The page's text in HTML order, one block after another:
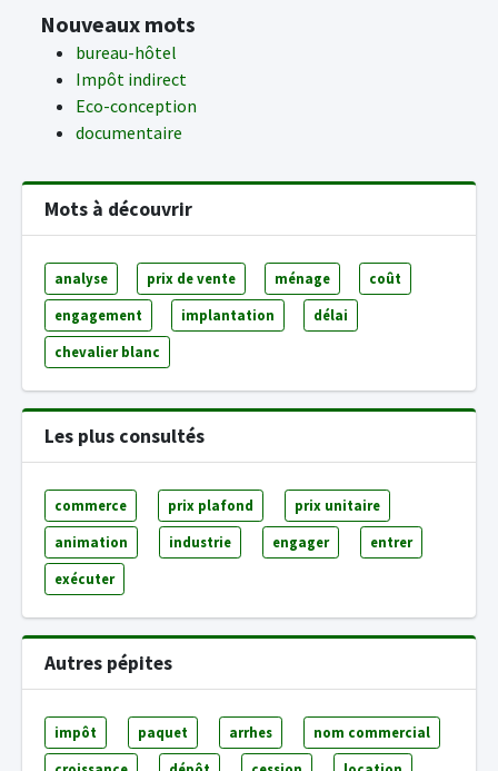
Nouveaux mots
bureau-hôtel
Impôt indirect
Eco-conception
documentaire
Mots à découvrir
analyse prix de vente ménage coût
engagement implantation délai
chevalier blanc
Les plus consultés
commerce prix plafond prix unitaire
animation industrie engager entrer
exécuter
Autres pépites
impôt paquet arrhes nom commercial